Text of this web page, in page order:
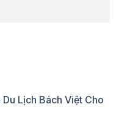
Lịch Bách Việt Cho